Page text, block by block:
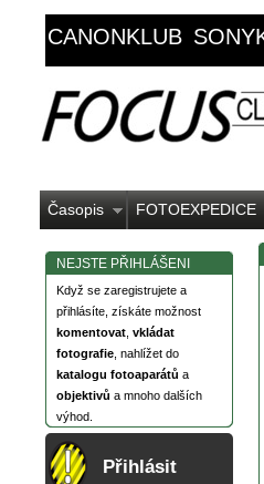
CANONKLUB
Časopis FOTOEXPEDICE
NEJSTE PŘIHLÁŠENI
Když se zaregistrujete a
přihlásíte, získáte možnost
komentovat vkládat
fotografie , nahlížet do
katalogu fotoaparátů a
objektivů a mnoho dalších
výhod.
Přihlásit